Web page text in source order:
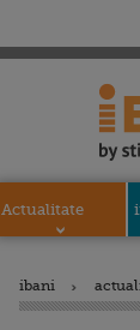
Actualitate
ibani